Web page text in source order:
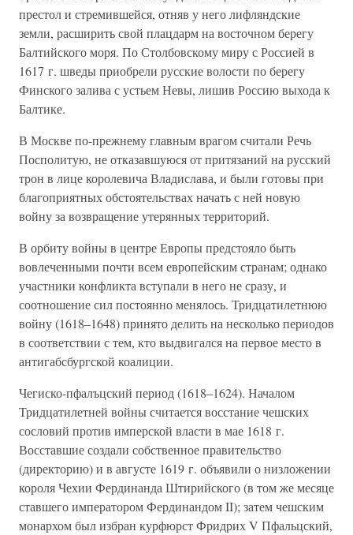
престол и стремившейся, отняв у него лифляндские
земли, расширить свой плацдарм на восточном берегу
Балтийского моря. По Столбовскому миру с Россией в
1617 г. шведы приобрели русские волости по берегу
Финского залива с устьем Невы, лишив Россию выхода к
Балтике.
В Москве по-прежнему главным врагом считали Речь
Посполитую, не отказавшуюся от притязаний на русский
трон в лице королевича Владислава, и были готовы при
благоприятных обстоятельствах начать с ней новую
войну за возвращение утерянных территорий.
В орбиту войны в центре Европы предстояло быть
вовлеченными почти всем европейским странам; однако
участники конфликта вступали в него не сразу, и
соотношение сил постоянно менялось. Тридцатилетнюю
войну (1618–1648) принято делить на несколько периодов
в соответствии с тем, кто выдвигался на первое место в
антигабсбургской коалиции.
Чегиско-пфалъцский период (1618–1624). Началом
Тридцатилетней войны считается восстание чешских
сословий против имперской власти в мае 1618 г.
Восставшие создали собственное правительство
(директорию) и в августе 1619 г. объявили о низложении
короля Чехии Фердинанда Штирийского (в том же месяце
ставшего императором Фердинандом II); затем чешским
монархом был избран курфюрст Фридрих V Пфальцский,